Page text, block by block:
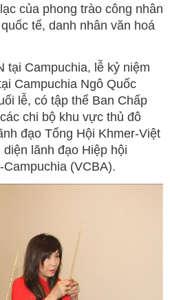
của phong trào công nhân
tế, danh nhân văn hoá
tại Campuchia, lễ kỷ niệm
Campuchia Ngô Quốc
lễ, có tập thể Ban Chấp
chi bộ khu vực thủ đô
đạo Tổng Hội Khmer-Việt
lãnh đạo Hiệp hội
(VCBA).